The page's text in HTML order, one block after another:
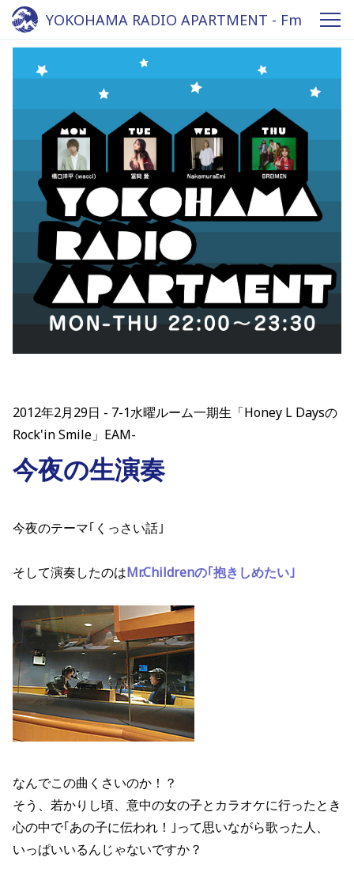
YOKOHAMA RADIO APARTMENT - Fm
yokohama 84.7
2012年2月29日
7-1水曜ルーム一期生「Honey L Daysの
Rock'in Smile」EAM-
今夜の生演奏
今夜のテーマ｢くっさい話｣
そして演奏したのはMr.Childrenの｢抱きしめたい｣
なんでこの曲くさいのか！？
そう、若かりし頃、意中の女の子とカラオケに行ったとき
心の中で｢あの子に伝われ！｣って思いながら歌った人、
いっぱいいるんじゃないですか？